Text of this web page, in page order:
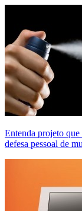
Entenda projeto que
defesa pessoal de